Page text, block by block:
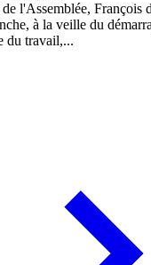
l'Assemblée, François
à la veille du
du travail,...